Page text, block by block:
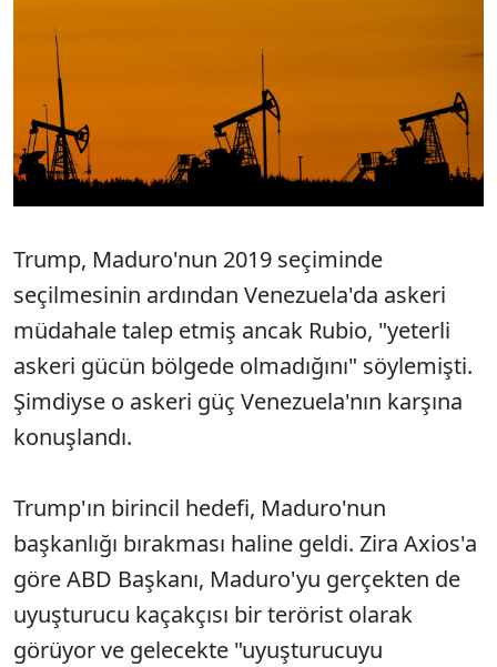
Trump, Maduro'nun 2019 seçiminde
seçilmesinin ardından Venezuela'da askeri
müdahale talep etmiş ancak Rubio, "yeterli
askeri gücün bölgede olmadığını" söylemişti.
Şimdiyse o askeri güç Venezuela'nın karşına
konuşlandı.
Trump'ın birincil hedefi, Maduro'nun
başkanlığı bırakması haline geldi. Zira Axios'a
göre ABD Başkanı, Maduro'yu gerçekten de
uyuşturucu kaçakçısı bir terörist olarak
görüyor ve gelecekte "uyuşturucuyu